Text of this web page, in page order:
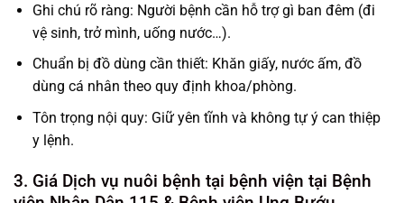
Ghi chú rõ ràng: Người bệnh cần hỗ trợ gì ban đêm (đi
vệ sinh, trở mình, uống nước…).
Chuẩn bị đồ dùng cần thiết: Khăn giấy, nước ấm, đồ
dùng cá nhân theo quy định khoa/phòng.
Tôn trọng nội quy: Giữ yên tĩnh và không tự ý can thiệp
y lệnh.
3. Giá Dịch vụ nuôi bệnh tại bệnh viện tại Bệnh